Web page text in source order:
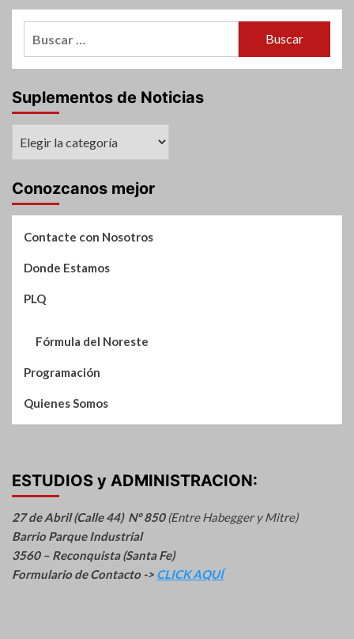
Suplementos de Noticias
Conozcanos mejor
Contacte con Nosotros
Donde Estamos
PLQ
Fórmula del Noreste
Programación
Quienes Somos
ESTUDIOS y ADMINISTRACION:
27 de Abril (Calle 44) N° 850(Entre Habegger y Mitre)
Barrio Parque Industrial
3560 – Reconquista (Santa Fe)
Formulario de Contacto -> CLICK AQUÍ